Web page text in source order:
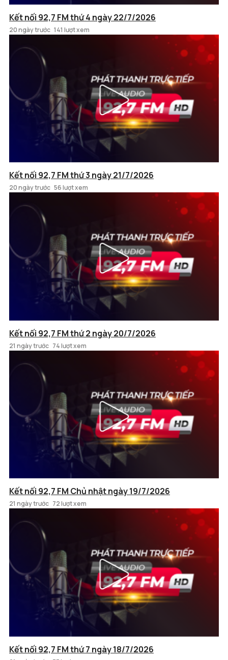
Kết nối 92,7 FM thứ 4 ngày 22/7/2026
20 ngày trước 141 lượt xem
Kết nối 92,7 FM thứ 3 ngày 21/7/2026
20 ngày trước 56 lượt xem
Kết nối 92,7 FM thứ 2 ngày 20/7/2026
21 ngày trước 74 lượt xem
Kết nối 92,7 FM Chủ nhật ngày 19/7/2026
21 ngày trước 72 lượt xem
Kết nối 92,7 FM thứ 7 ngày 18/7/2026